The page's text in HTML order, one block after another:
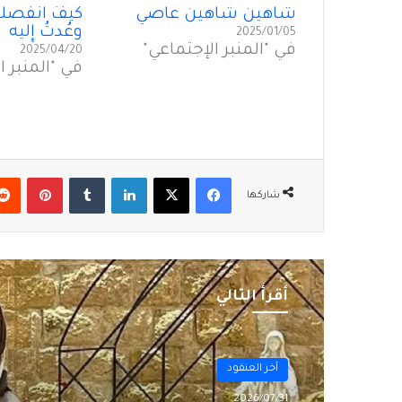
شاهين شاهين عاصي
2025/01/05
في "المنبر الإجتماعي"
كيفَ
وعُدتُ إِليه
2025/04/20
في "المنبر
شاركها
فيسبوك‫X لينكدإن
أقرأ التالي
آخر العنقود
2026/07/31